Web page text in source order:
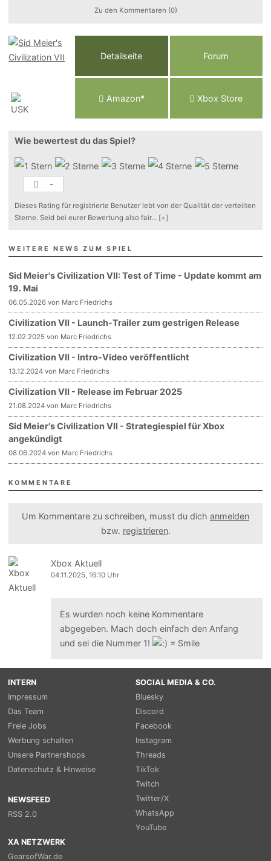
Zu den Kommentaren (0)
Detailseite Forum
Amazon* Xbox Store
Wie bewertest du das Spiel?
-
Dieses Rating für registrierte Benutzer lebt von der Qualität der verteilten
Sterne. Seid bei eurer Bewertung also fair... [+]
WEITERE NEWS ZUM SPIEL
Sid Meier's Civilization VII: Test of Time - Update kommt am
19. Mai
06.05.2026 von Marc Friedrichs
Civilization VII - Launch-Trailer zum gestrigen Release
12.02.2025 von Marc Friedrichs
Civilization VII - Intro-Video veröffentlicht
13.12.2024 von Marc Friedrichs
Civilization VII - Release im Februar 2025
21.08.2024 von Marc Friedrichs
Sid Meier's Civilization VII - Strategiespiel für Xbox
angekündigt
08.06.2024 von Marc Friedrichs
KOMMENTARE
Um Kommentare zu schreiben, musst du dich anmelden
bzw. registrieren.
Xbox Aktuell
04.11.2025, 16:10 Uhr
Es wurden noch keine Kommentare
abgegeben. Mach doch einfach den Anfang
und sei die Nummer 1!
INTERN
Impressum
Das Team
Freie Jobs
Werbung schalten
Unsere Partnershops
Datenschutz & Hinweise
NEWSFEED
RSS 2.0
SOCIAL MEDIA & CO.
Bluesky
Discord
Facebook
Instagram
Threads
TikTok
Twitch
Twitter/X
WhatsApp
YouTube
XA NETZWERK
GearsofWar.de